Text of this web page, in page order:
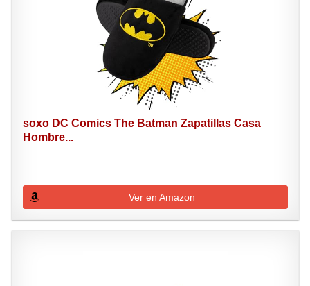
soxo DC Comics The Batman Zapatillas Casa
Hombre...
Ver en Amazon